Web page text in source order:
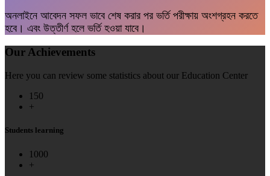
অনলাইনে আবেদন সফল ভাবে শেষ করার পর ভর্তি পরীক্ষায় অংশগ্রহন করতে
হবে। এবং উত্তীর্ণ হলে ভর্তি হওয়া যাবে।
Our Achievements
Here you can review some statistics about our Education Center
150
+
Students learning
1000
+